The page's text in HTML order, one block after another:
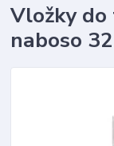
Vložky do
naboso